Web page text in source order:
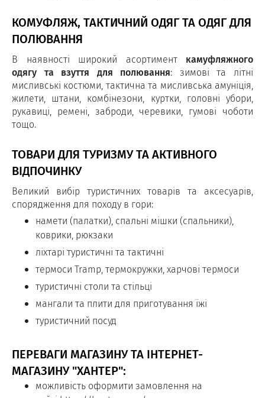
КОМУФЛЯЖ, ТАКТИЧНИЙ ОДЯГ ТА ОДЯГ ДЛЯ
ПОЛЮВАННЯ
В наявності широкий асортимент камуфляжного
одягу та взуття для полювання: зимові та літні
мисливські костюми, тактична та мисливська амуніція,
жилети, штани, комбінезони, куртки, головні убори,
рукавиці, ремені, заброди, черевики, гумові чоботи
тощо.
ТОВАРИ ДЛЯ ТУРИЗМУ ТА АКТИВНОГО
ВІДПОЧИНКУ
Великий вибір туристичних товарів та аксесуарів,
спорядження для походу в гори:
намети (палатки), спальні мішки (спальники),
коврики, рюкзаки
ліхтарі туристичні та тактичні
термоси Tramp, термокружки, харчові термоси
туристичні столи та стільці
мангали та плити для приготування їжі
туристичний посуд
ПЕРЕВАГИ МАГАЗИНУ ТА ІНТЕРНЕТ-
МАГАЗИНУ "ХАНТЕР":
можливість оформити замовлення на